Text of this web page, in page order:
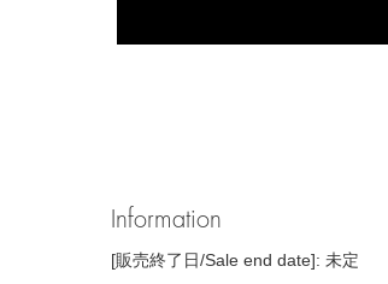
Information
[販売終了日/Sale end date]: 未定